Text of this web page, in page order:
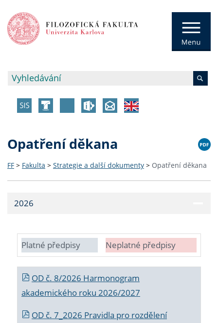
Opatření děkana
FF > Fakulta > Strategie a další dokumenty > Opatření děkana
2026
Platné předpisy Neplatné předpisy
OD č. 8/2026 Harmonogram
akademického roku 2026/2027
OD č. 7_2026 Pravidla pro rozdělení